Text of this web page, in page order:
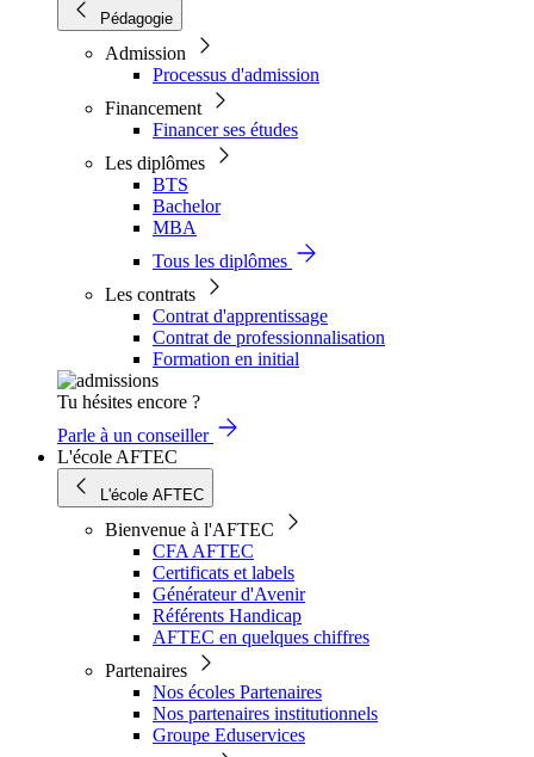
Pédagogie
Admission
Processus d'admission
Financement
Financer ses études
Les diplômes
BTS
Bachelor
MBA
Tous les diplômes
Les contrats
Contrat d'apprentissage
Contrat de professionnalisation
Formation en initial
Tu hésites encore ?
Parle à un conseiller
L'école AFTEC
L'école AFTEC
Bienvenue à l'AFTEC
CFA AFTEC
Certificats et labels
Générateur d'Avenir
Référents Handicap
AFTEC en quelques chiffres
Partenaires
Nos écoles Partenaires
Nos partenaires institutionnels
Groupe Eduservices